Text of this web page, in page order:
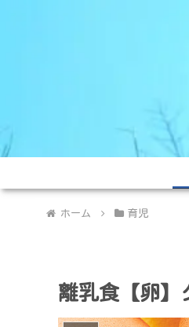
ホーム 育児
離乳食【卵】